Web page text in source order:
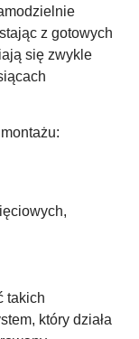
z gotowych
się zwykle
takich
który działa